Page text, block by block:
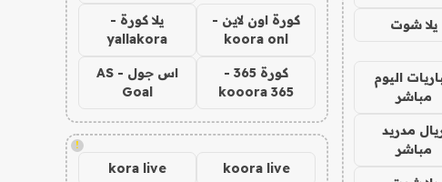
يلا شوت
اليوم
مباشر
مدريد
مباشر
كورة اون لاين -
koora onl
يلا كورة -
yallakora
كورة 365 -
kooora 365
اس جول - AS
Goal
!
koora live
kora live